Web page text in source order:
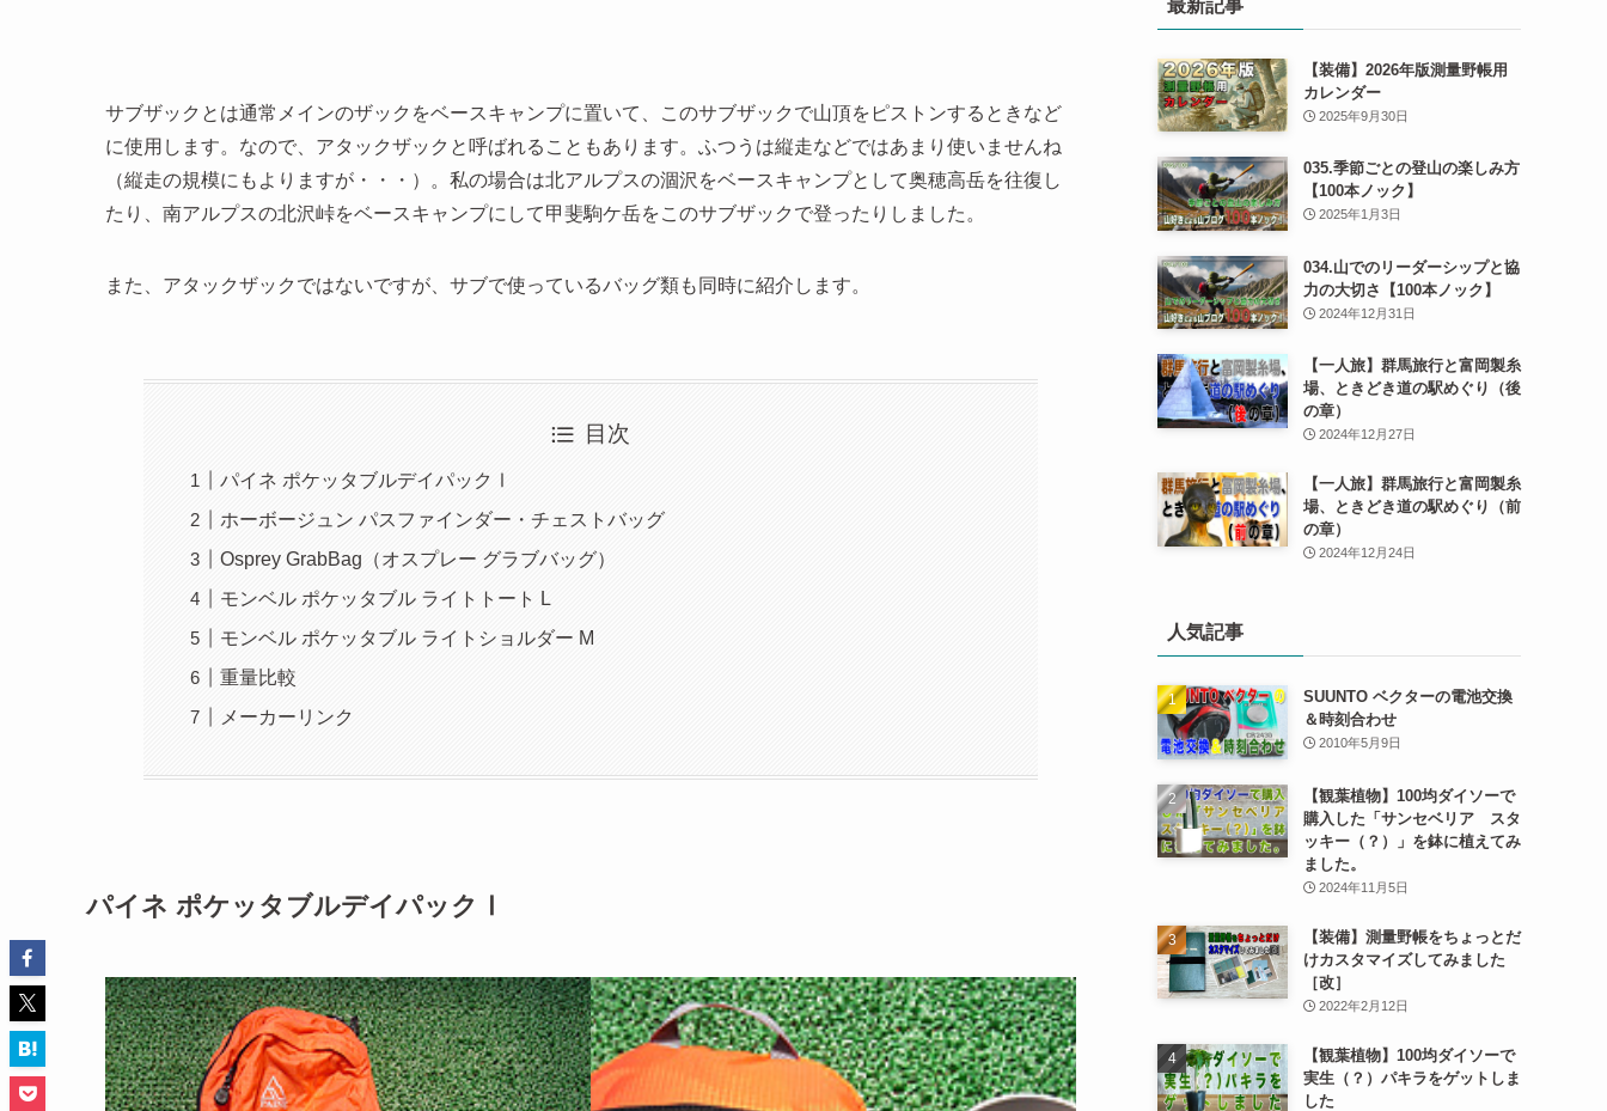
サブザックとは通常メインのザックをベースキャンプに置いて、このサブザックで山頂をピストンするときなど
に使用します。なので、アタックザックと呼ばれることもあります。ふつうは縦走などではあまり使いませんね
（縦走の規模にもよりますが・・・）。私の場合は北アルプスの涸沢をベースキャンプとして奥穂高岳を往復し
たり、南アルプスの北沢峠をベースキャンプにして甲斐駒ケ岳をこのサブザックで登ったりしました。
また、アタックザックではないですが、サブで使っているバッグ類も同時に紹介します。
目次
パイネ ポケッタブルデイパックⅠ
ホーボージュン パスファインダー・チェストバッグ
Osprey GrabBag（オスプレー グラブバッグ）
モンベル ポケッタブル ライトトート L
モンベル ポケッタブル ライトショルダー M
重量比較
メーカーリンク
パイネ ポケッタブルデイパックⅠ
最新記事
【装備】2026年版測量野帳用
カレンダー
2025年9月30日
035.季節ごとの登山の楽しみ方
【100本ノック】
2025年1月3日
034.山でのリーダーシップと協
力の大切さ【100本ノック】
2024年12月31日
【一人旅】群馬旅行と富岡製糸
場、ときどき道の駅めぐり（後
の章）
2024年12月27日
【一人旅】群馬旅行と富岡製糸
場、ときどき道の駅めぐり（前
の章）
2024年12月24日
人気記事
SUUNTO ベクターの電池交換
＆時刻合わせ
2010年5月9日
【観葉植物】100均ダイソーで
購入した「サンセベリア スタ
ッキー（？）」を鉢に植えてみ
ました。
2024年11月5日
【装備】測量野帳をちょっとだ
けカスタマイズしてみました
［改］
2022年2月12日
【観葉植物】100均ダイソーで
実生（？）パキラをゲットしま
した